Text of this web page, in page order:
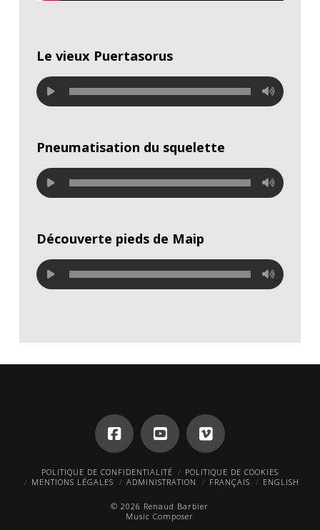
Le vieux Puertasorus
Pneumatisation du squelette
Découverte pieds de Maip
POLITIQUE DE CONFIDENTIALITÉ
POLITIQUE DE COOKIES
MENTIONS LÉGALES
ADMINISTRATION FRANÇAIS ENGLISH
© 2026 Renaud Barbier
Music Composer